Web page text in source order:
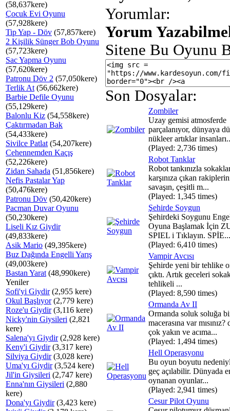
(58,637kere)
Çocuk Evi Oyunu
(57,928kere)
Tip Yap - Döv (57,857kere)
2 Kişilik Sünger Bob Oyunu
(57,723kere)
Sac Yapma Oyunu
(57,620kere)
Patronu Döv 2 (57,050kere)
Terlik At (56,662kere)
Barbie Defile Oyunu
(55,129kere)
Balonlu Kiz (54,558kere)
Çaktırmadan Bak
(54,433kere)
Sivilce Patlat (54,207kere)
Cehennemden Kaçış
(52,226kere)
Zidan Sahada (51,856kere)
Nefis Pastalar Yap
(50,476kere)
Patronu Döv (50,420kere)
Pacman Duvar Oyunu
(50,230kere)
Liseli Kız Giydir
(49,833kere)
Asik Mario (49,395kere)
Buz Dağında Engelli Yarış
(49,003kere)
Bastan Yarat (48,990kere)
Yeniler
Sofi'yi Giydir(2,955 kere)
Okul Başlıyor(2,779 kere)
Roze'u Giydir(3,116 kere)
Nicky'nin Giysileri (2,821
kere)
Salena'yı Giydir(2,928 kere)
Keny'i Giydir(3,317 kere)
Silviya Giydir(3,028 kere)
Uma'yı Giydir(3,524 kere)
Jil'in Giysileri (2,747 kere)
Enna'nın Giysileri (2,880
kere)
Dona'yı Giydir(3,423 kere)
Yorumlar:
Yorum
Sitene Bu Oyunu
Son Dosyalar:
Zombiler
Uzay gemisi atmosferde
parçalanıyor, dünyaya
nükleer artıklar
(Played: 2,736 times)
Robot Tanklar
Robot tankınızla
karşınıza çıkan
savaşın, çeşitli m...
(Played: 1,345 times)
Şehirde Soygun
Şehirdeki Soygunu
Oyuna Başlamak İçin
SPIEL i Tıklayın. SPİE...
(Played: 6,410 times)
Vampir Avcısı
Şehirde yeni bir tehlike
çıktı. Artık geceleri
tehlikeli ...
(Played: 8,590 times)
Ormanda Av II
Ormanda soluk soluğa
macerasına var mısınız?
çok yakın ve acıma...
(Played: 1,494 times)
Hell Operasyonu
Bu oyun boyutu
geç açılabilir. Dünyada
oynanan oyunlar...
(Played: 2,941 times)
Cesur Pilot Oyunu